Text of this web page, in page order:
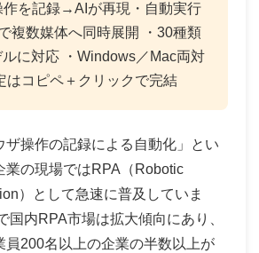
作を記録→AIが再現・自動実行
複数媒体へ同時展開 ・30種類
ルに対応 ・Windows／Mac両対
はコピペ＋クリックで完結
ザ操作の記録による自動化」とい
業の現場ではRPA（Robotic
）として急速に普及していま
国内RPA市場は拡大傾向にあり、
員200名以上の企業の半数以上が